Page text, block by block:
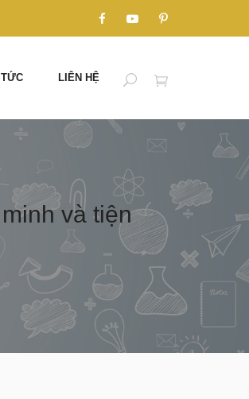
LIÊN HỆ
và tiện